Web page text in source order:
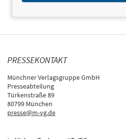
PRESSEKONTAKT
Münchner Verlagsgruppe GmbH
Presseabteilung
Türkenstraße 89
80799 München
presse@m-vg.de